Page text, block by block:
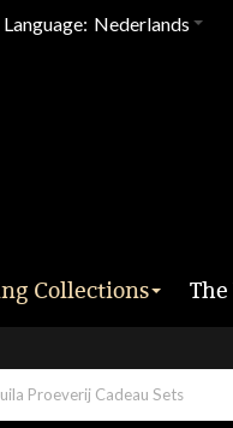
Language: Nederlands
Collections
Proeverij Cadeau Sets